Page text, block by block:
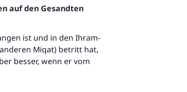
auf den Gesandten
ist und in den Ihram-
Miqat) betritt hat,
besser, wenn er vom
Q&A
ihm- sagte:
der sie